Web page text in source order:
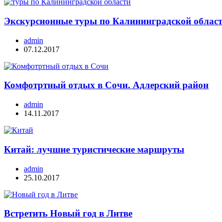
Экскурсионные туры по Калининградской
admin
07.12.2017
Комфотртный отдых в Сочи. Адлерский район
admin
14.11.2017
Китай: лучшие туристические маршруты
admin
25.10.2017
Встретить Новый год в Литве